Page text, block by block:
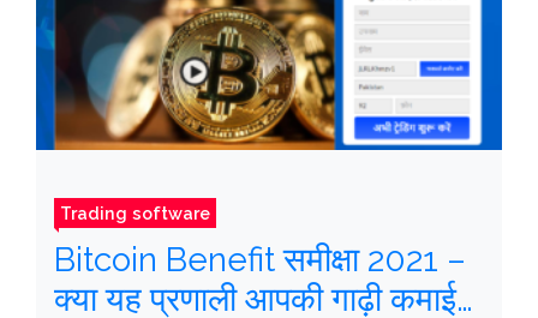
Trading software
Bitcoin Benefit समीक्षा 2021 –
क्या यह प्रणाली आपकी गाढ़ी कमाई